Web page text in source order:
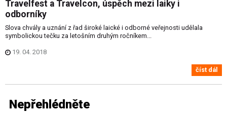
Travelfest a Travelcon, úspěch mezi laiky i
odborníky
Slova chvály a uznání z řad široké laické i odborné veřejnosti udělala
symbolickou tečku za letošním druhým ročníkem...
19. 04. 2018
číst dál
Nepřehlédněte